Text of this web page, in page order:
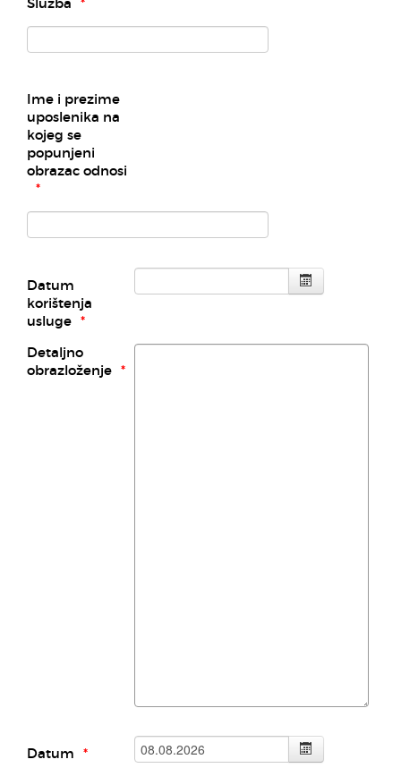
Ime i prezime
uposlenika na
kojeg se
popunjeni
obrazac odnosi
Datum
korištenja
usluge
Detaljno
obrazloženje
Datum